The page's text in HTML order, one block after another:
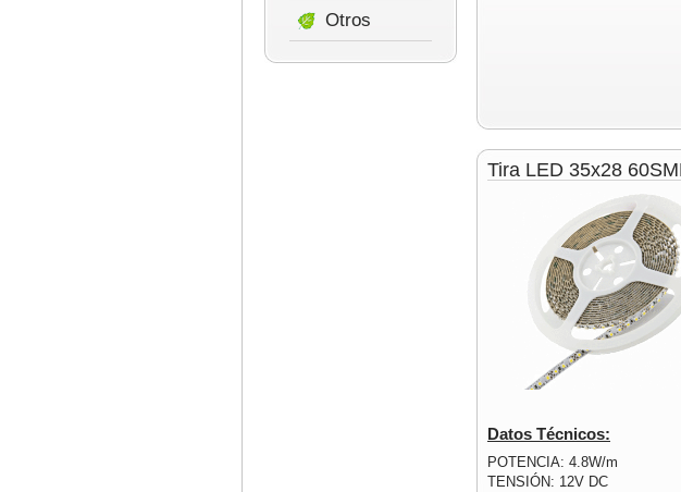
Tira LED 35x28
Datos Técnicos:
POTENCIA: 4.8W/m
TENSIÓN: 12V DC
Otros